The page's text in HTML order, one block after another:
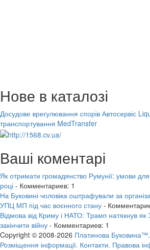
Нове в каталозі
Досудове врегулювання спорів Автосервіс
транспортування MedTransfer
Ваші коментарі
Як отримати громадянство Румунії: умови
році - Комментариев: 1
На Буковині чоловіка оштрафували за
УПЦ МП під час воєнного стану -
Відмова від Криму і НАТО: Трамп натякнув
закінчити війну - Комментариев: 1
Copyright © 2008-2026 Платинова Буковина™.
Розміщення інформації. Контакти. Правова